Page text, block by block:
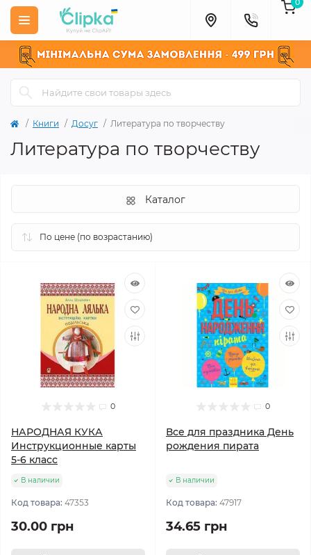
Книги Досуг Литература по творчеству
Литература по творчеству
Каталог
0
НАРОДНАЯ КУКА
Инструкционные карты
5-6 класс
В наличии
Код товара: 47353
30.00 грн
0
Все для праздника День
рождения пирата
В наличии
Код товара: 47917
34.65 грн